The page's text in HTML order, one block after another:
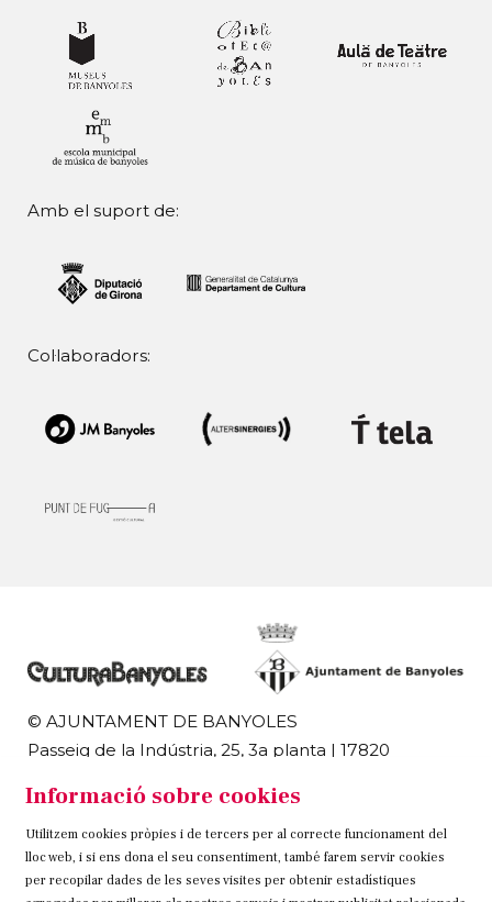
Amb el suport de:
Col·laboradors:
© AJUNTAMENT DE BANYOLES
Passeig de la Indústria, 25, 3a planta | 17820
972 58 18 48 | 972 57 00 50
Sitemap Avís Legal Ús de Cookies Contacteu
Informació sobre cookies
Utilitzem cookies pròpies i de tercers per al correcte funcionament del
lloc web, i si ens dona el seu consentiment, també farem servir cookies
per recopilar dades de les seves visites per obtenir estadístiques